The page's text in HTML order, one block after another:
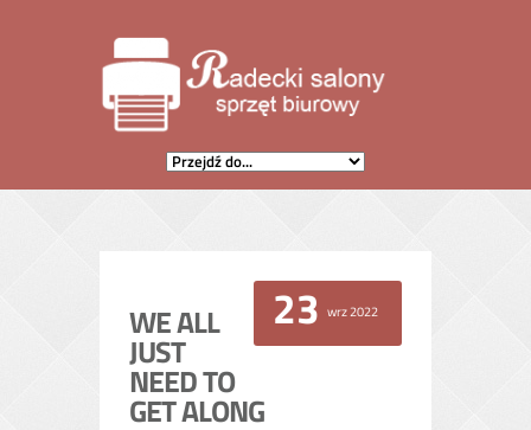
23 wrz 2022
WE ALL
JUST
NEED TO
GET ALONG